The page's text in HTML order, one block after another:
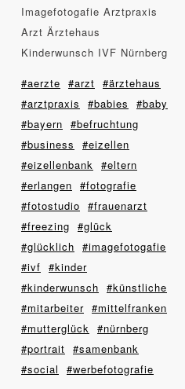
Imagefotogafie Arztpraxis
Arzt Ärztehaus
Kinderwunsch IVF Nürnberg
#aerzte #arzt #ärztehaus
#arztpraxis
#babies
#baby
#bayern #befruchtung
#business
#eizellen
#eizellenbank #eltern
#erlangen #fotografie
#fotostudio #frauenarzt
#freezing #glück
#glücklich #imagefotogafie
#ivf #kinder
#kinderwunsch #künstliche
#mitarbeiter #mittelfranken
#mutterglück #nürnberg
#portrait #samenbank
#social
#werbefotografie